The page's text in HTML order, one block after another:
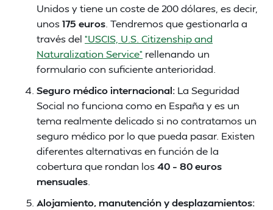
Unidos y tiene un coste de 200 dólares, es decir,
unos175 euros . Tendremos que gestionarla a
través del “USCIS, U.S. Citizenship and
Naturalization Service” rellenando un
formulario con suficiente anterioridad.
Seguro médico internacional: La Seguridad
Social no funciona como en España y es un
tema realmente delicado si no contratamos un
seguro médico por lo que pueda pasar. Existen
diferentes alternativas en función de la
cobertura que rondan los40 – 80 euros
mensuales
Alojamiento, manutención y desplazamientos: